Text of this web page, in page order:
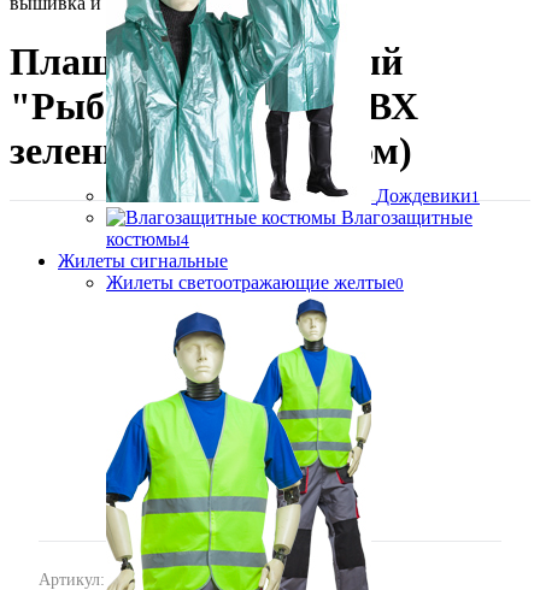
Дождевики1
Влагозащитные
костюмы4
Жилеты сигнальные
Жилеты светоотражающие желтые0
Плащ влагозащитный
"Рыбак" нейлон с ПВХ
зеленый (с козырьком)
Артикул: ПЛА.204з (с козырьком)